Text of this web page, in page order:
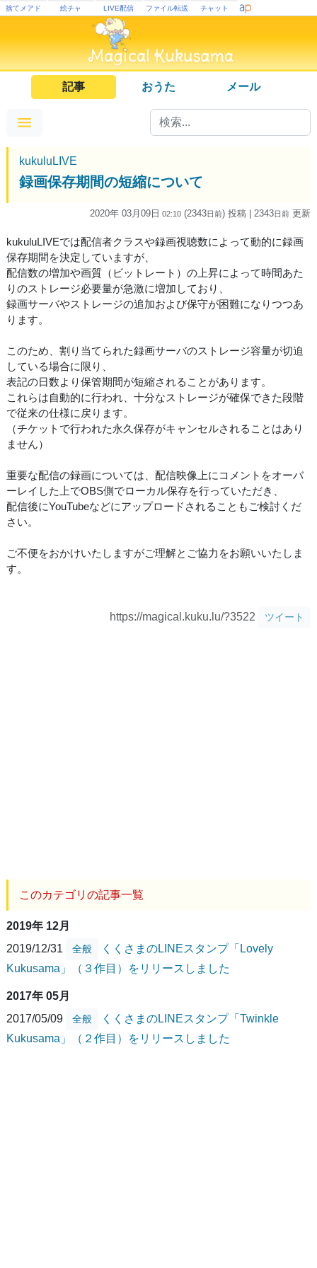
捨てメアド 絵チャ LIVE配信 ファイル転送 チャット
記事 おうた メール
kukuluLIVE
録画保存期間の短縮について
2020年 03月09日 02:10 (2343日前) 投稿 | 2343日前 更新
kukuluLIVEでは配信者クラスや録画視聴数によって動的に録画
保存期間を決定していますが、
配信数の増加や画質（ビットレート）の上昇によって時間あた
りのストレージ必要量が急激に増加しており、
録画サーバやストレージの追加および保守が困難になりつつあ
ります。
このため、割り当てられた録画サーバのストレージ容量が切迫
している場合に限り、
表記の日数より保管期間が短縮されることがあります。
これらは自動的に行われ、十分なストレージが確保できた段階
で従来の仕様に戻ります。
（チケットで行われた永久保存がキャンセルされることはあり
ません）
重要な配信の録画については、配信映像上にコメントをオーバ
ーレイした上でOBS側でローカル保存を行っていただき、
配信後にYouTubeなどにアップロードされることもご検討くだ
さい。
ご不便をおかけいたしますがご理解とご協力をお願いいたしま
す。
https://magical.kuku.lu/?3522 ツイート
このカテゴリの記事一覧
2019年 12月
2019/12/31
全般
くくさまのLINEスタンプ「Lovely
Kukusama」（３作目）をリリースしました
2017年 05月
2017/05/09
全般
くくさまのLINEスタンプ「Twinkle
Kukusama」（２作目）をリリースしました